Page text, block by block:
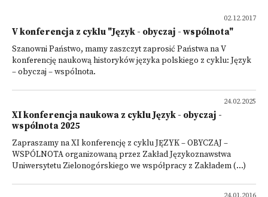
02.12.2017
V konferencja z cyklu "Język - obyczaj - wspólnota"
Szanowni Państwo, mamy zaszczyt zaprosić Państwa na V
konferencję naukową historyków języka polskiego z cyklu: Język
– obyczaj – wspólnota.
24.02.2025
XI konferencja naukowa z cyklu Język - obyczaj -
wspólnota 2025
Zapraszamy na XI konferencję z cyklu JĘZYK – OBYCZAJ –
WSPÓLNOTA organizowaną przez Zakład Językoznawstwa
Uniwersytetu Zielonogórskiego we współpracy z Zakładem (...)